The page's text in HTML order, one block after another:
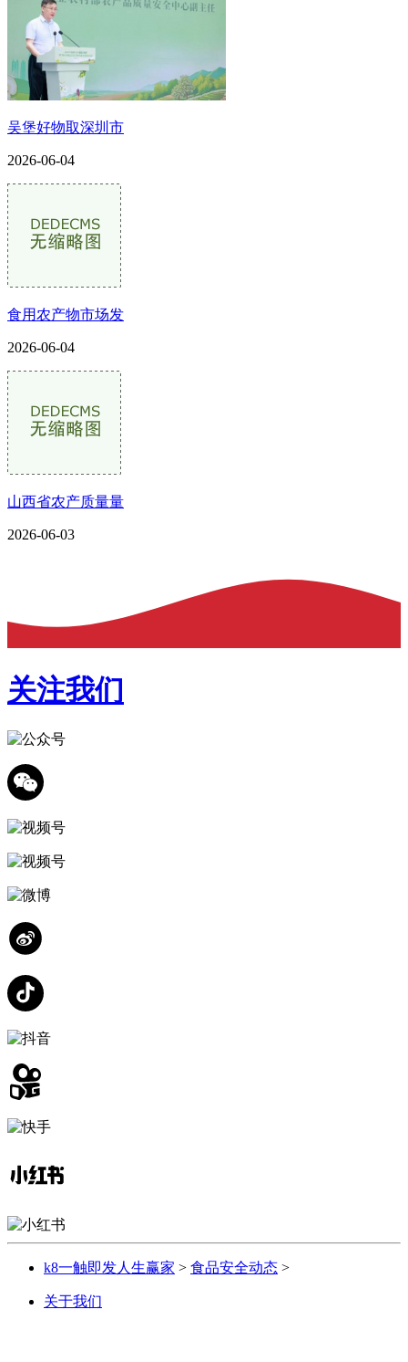
吴堡好物取深圳市
2026-06-04
食用农产物市场发
2026-06-04
山西省农产质量量
2026-06-03
关注我们
k8一触即发人生赢家 > 食品安全动态 >
关于我们